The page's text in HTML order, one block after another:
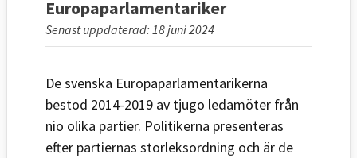
Europaparlamentariker
Senast uppdaterad: 18 juni 2024
De svenska Europaparlamentarikerna
bestod 2014-2019 av tjugo ledamöter från
nio olika partier. Politikerna presenteras
efter partiernas storleksordning och är de